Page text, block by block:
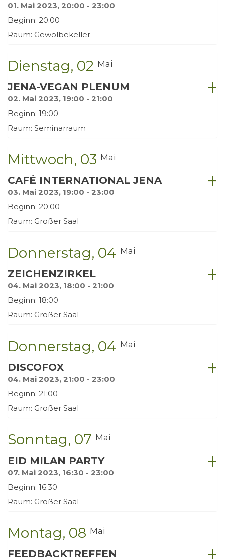
01. Mai 2023, 20:00 - 23:00
Beginn: 20:00
Raum: Gewölbekeller
Dienstag 02 Mai
JENA-VEGAN PLENUM
02. Mai 2023, 19:00 - 21:00
Beginn: 19:00
Raum: Seminarraum
Mittwoch 03 Mai
CAFÉ INTERNATIONAL JENA
03. Mai 2023, 19:00 - 23:00
Beginn: 20:00
Raum: Großer Saal
Donnerstag 04 Mai
ZEICHENZIRKEL
04. Mai 2023, 18:00 - 21:00
Beginn: 18:00
Raum: Großer Saal
Donnerstag 04 Mai
DISCOFOX
04. Mai 2023, 21:00 - 23:00
Beginn: 21:00
Raum: Großer Saal
Sonntag 07 Mai
EID MILAN PARTY
07. Mai 2023, 16:30 - 23:00
Beginn: 16:30
Raum: Großer Saal
Montag 08 Mai
FEEDBACKTREFFEN